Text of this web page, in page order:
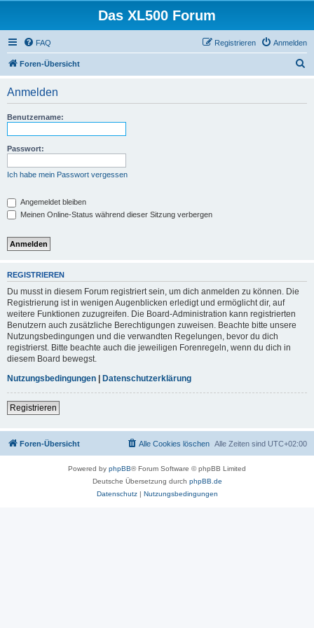
Das XL500 Forum
FAQ Anmelden
Registrieren
Foren-Übersicht
Anmelden
Benutzername:
Passwort:
Ich habe mein Passwort vergessen
Angemeldet bleiben
Meinen Online-Status während dieser Sitzung verbergen
REGISTRIEREN
Du musst in diesem Forum registriert sein, um dich anmelden zu können. Die
Registrierung ist in wenigen Augenblicken erledigt und ermöglicht dir, auf
weitere Funktionen zuzugreifen. Die Board-Administration kann registrierten
Benutzern auch zusätzliche Berechtigungen zuweisen. Beachte bitte unsere
Nutzungsbedingungen und die verwandten Regelungen, bevor du dich
registrierst. Bitte beachte auch die jeweiligen Forenregeln, wenn du dich in
diesem Board bewegst.
Nutzungsbedingungen | Datenschutzerklärung
Registrieren
Foren-Übersicht Alle Zeiten sind UTC+02:00
Alle Cookies löschen
Powered by phpBB® Forum Software © phpBB Limited
Deutsche Übersetzung durch phpBB.de
Datenschutz| Nutzungsbedingungen